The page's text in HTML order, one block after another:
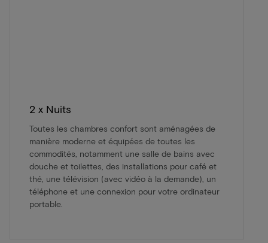
2 x Nuits
Toutes les chambres confort sont aménagées de
manière moderne et équipées de toutes les
commodités, notamment une salle de bains avec
douche et toilettes, des installations pour café et
thé, une télévision (avec vidéo à la demande), un
téléphone et une connexion pour votre ordinateur
portable.